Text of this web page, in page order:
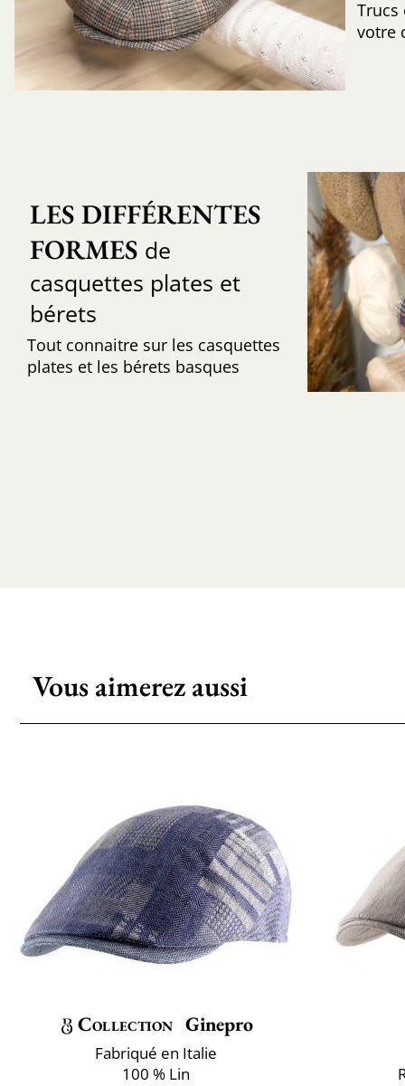
votre
LES DIFFÉRENTES
FORMES de
casquettes plates et
bérets
Tout connaitre sur les casquettes
plates et les bérets basques
Vous aimerez aussi
Collection Ginepro
Fabriqué en Italie
100 % Lin